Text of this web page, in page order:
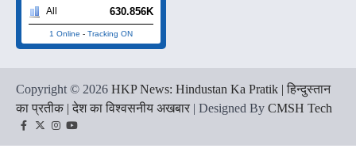
All 630.856K
1 Online - Tracking ON
Copyright © 2026 HKP News: Hindustan Ka Pratik | हिन्दुस्तान
का प्रतीक | देश का विश्वसनीय अखबार | Designed By CMSH Tech
Facebook
TwitterInstagram
YouTube